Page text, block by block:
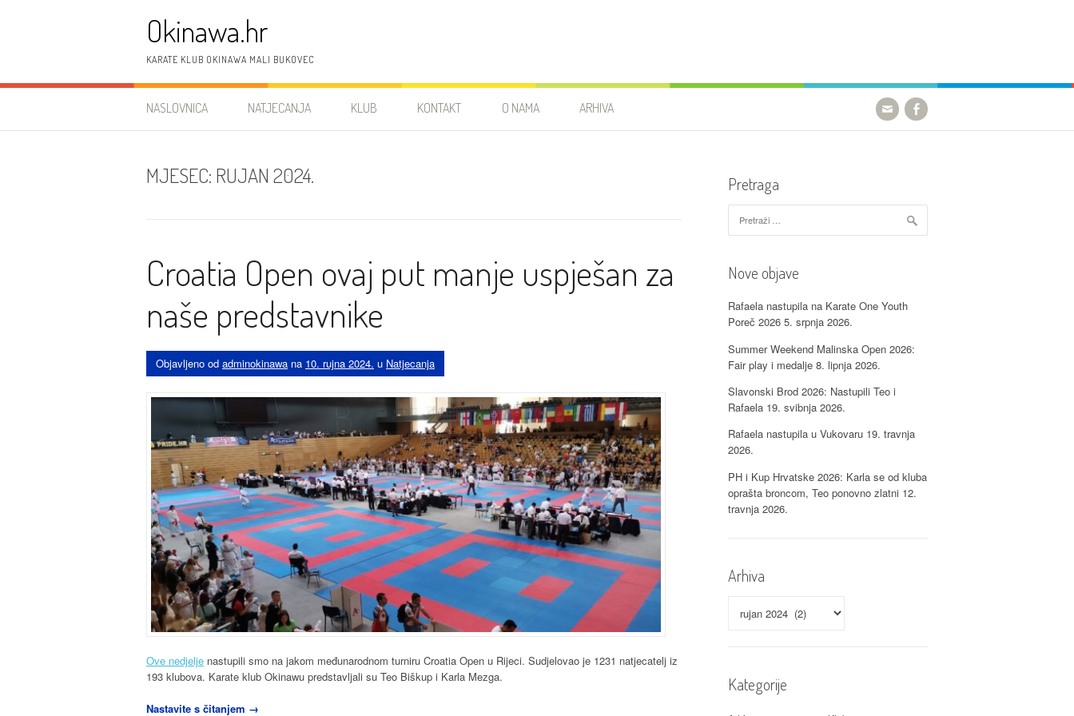
Okinawa.hr
KARATE KLUB OKINAWA MALI BUKOVEC
NASLOVNICA NATJECANJA KLUB KONTAKT O NAMA ARHIVA
MJESEC: RUJAN 2024.
Croatia Open ovaj put manje uspješan za
naše predstavnike
Objavljeno od adminokinawa na 10. rujna 2024. u Natjecanja
Ove nedjelje nastupili smo na jakom međunarodnom turniru Croatia Open u Rijeci. Sudjelovao je 1231 natjecatelj iz
193 klubova. Karate klub Okinawu predstavljali su Teo Biškup i Karla Mezga.
Nastavite s čitanjem “Croatia
→
Pretraga
Nove objave
Rafaela nastupila na Karate One Youth
Poreč 2026 5. srpnja 2026.
Summer Weekend Malinska Open 2026:
Fair play i medalje 8. lipnja 2026.
Slavonski Brod 2026: Nastupili Teo i
Rafaela 19. svibnja 2026.
Rafaela nastupila u Vukovaru 19. travnja
2026.
PH i Kup Hrvatske 2026: Karla se od kluba
oprašta broncom, Teo ponovno zlatni 12.
travnja 2026.
Arhiva
Kategorije